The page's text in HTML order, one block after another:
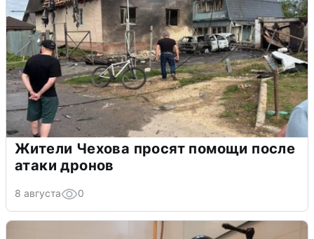
Жители Чехова просят помощи после
атаки дронов
8 августа 0